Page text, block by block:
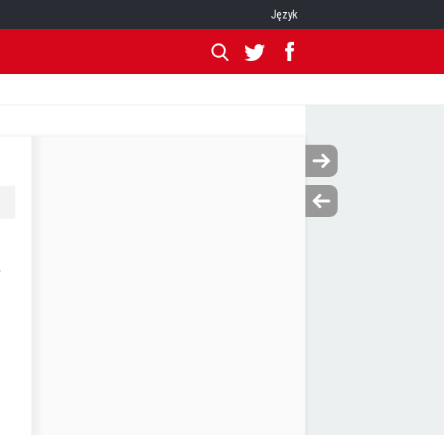
Język